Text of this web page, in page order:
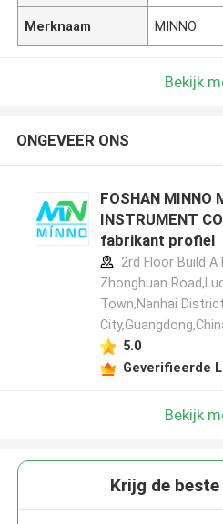
Merknaam MINNO
Bekijk
ONGEVEER ONS
FOSHAN MINNO
INSTRUMENT
fabrikant profiel
2rd Floor Build A
Zhonghuan
Town,Nanhai
5.0
Geverifieerde
Bekijk
Krijg de